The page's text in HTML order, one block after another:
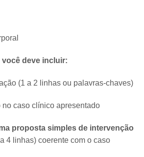
você deve incluir:
(1 a 2 linhas ou palavras-chaves)
caso clínico apresentado
proposta simples de intervenção
4 linhas) coerente com o caso